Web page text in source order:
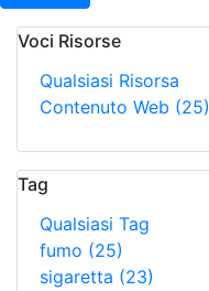
Voci Risorse
Qualsiasi Risorsa
Contenuto Web (25)
Tag
Qualsiasi Tag
fumo (25)
sigaretta (23)